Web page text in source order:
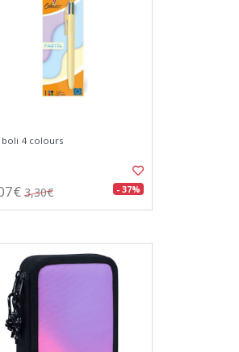
boli 4 colours
3,30€ - 37%